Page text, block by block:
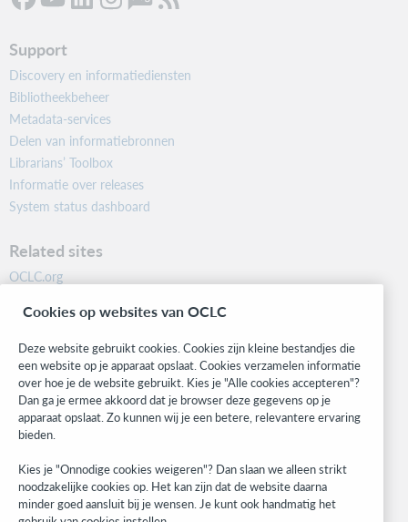
Support
Discovery en informatiediensten
Bibliotheekbeheer
Metadata-services
Delen van informatiebronnen
Librarians’ Toolbox
Informatie over releases
System status dashboard
Related sites
OCLC.org
Community
Research
WebJunction
Developer Network
Stay in the know.
Get the latest product updates, research, events, and much more—
right to your inbox.
Cookies op websites van OCLC
Deze website gebruikt cookies. Cookies zijn kleine bestandjes die
een website op je apparaat opslaat. Cookies verzamelen informatie
over hoe je de website gebruikt. Kies je "Alle cookies accepteren"?
Dan ga je ermee akkoord dat je browser deze gegevens op je
apparaat opslaat. Zo kunnen wij je een betere, relevantere ervaring
bieden.
Kies je "Onnodige cookies weigeren"? Dan slaan we alleen strikt
noodzakelijke cookies op. Het kan zijn dat de website daarna
minder goed aansluit bij je wensen. Je kunt ook handmatig het